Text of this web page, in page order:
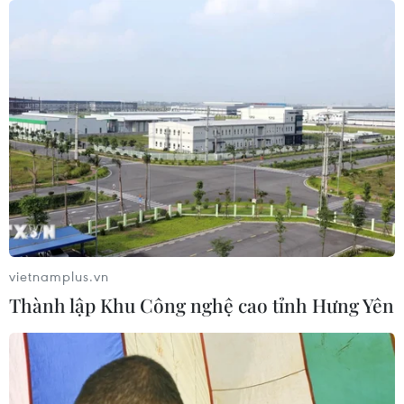
chuyến bay tới Nội Bài không thể hạ
cánh
06/08/2026 04:37
Hà Tĩnh cảnh báo nguy cơ sạt lở trên
nhiều tuyến giao thông trước mùa
mưa bão
Đồng Nai cảnh báo người dân không
ném vật thể vào phương tiện trên cao
tốc
vietnamplus.vn
Thành lập Khu Công nghệ cao tỉnh Hưng Yên